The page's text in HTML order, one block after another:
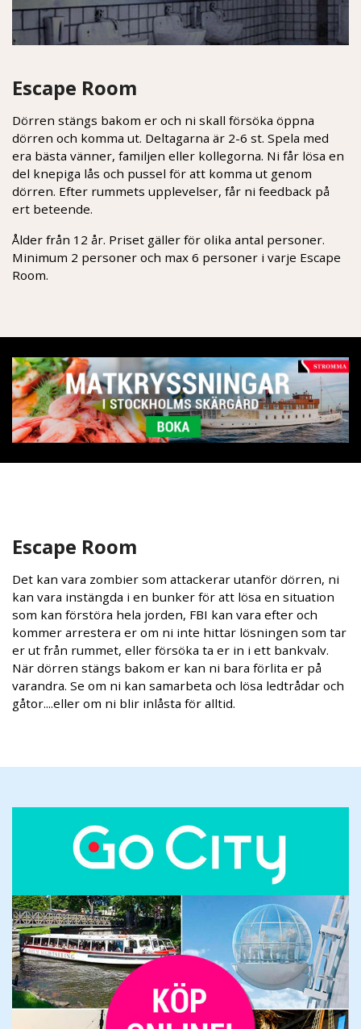
Escape Room
Dörren stängs bakom er och ni skall försöka öppna
dörren och komma ut. Deltagarna är 2-6 st. Spela med
era bästa vänner, familjen eller kollegorna. Ni får lösa en
del knepiga lås och pussel för att komma ut genom
dörren. Efter rummets upplevelser, får ni feedback på
ert beteende.
Ålder från 12 år. Priset gäller för olika antal personer.
Minimum 2 personer och max 6 personer i varje Escape
Room.
Escape Room
Det kan vara zombier som attackerar utanför dörren, ni
kan vara instängda i en bunker för att lösa en situation
som kan förstöra hela jorden, FBI kan vara efter och
kommer arrestera er om ni inte hittar lösningen som tar
er ut från rummet, eller försöka ta er in i ett bankvalv.
När dörren stängs bakom er kan ni bara förlita er på
varandra. Se om ni kan samarbeta och lösa ledtrådar och
gåtor....eller om ni blir inlåsta för alltid.